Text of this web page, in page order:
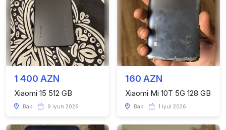
1 400 AZN
Xiaomi 15 512 GB
Bakı 9 iyun 2026
160 AZN
Xiaomi Mi 10T 5G 128 GB
Bakı 1 iyul 2026